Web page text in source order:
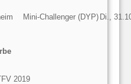
Mini-Challenger (DYP) Di.,
2019